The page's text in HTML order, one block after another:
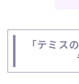
「テミス